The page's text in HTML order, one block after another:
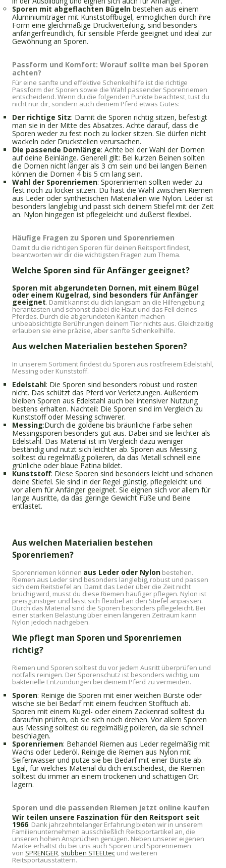
Sporen mit abgeflachten Bügeln bestehen aus einem
Aluminiumträger mit Kunststoffbügel, ermöglichen durch ihre
Form eine gleichmäßige Druckverteilung, sind besonders
anfängerfreundlich, für sensible Pferde geeignet und ideal zur
Gewöhnung an Sporen.
Passform und Komfort: Worauf sollte man bei Sporen
achten?
Für eine sanfte und effektive Schenkelhilfe ist die richtige
Passform der Sporen sowie die Wahl passender Sporenriemen
entscheidend. Wenn du die folgenden Punkte beachtest, tust du
nicht nur dir, sondern auch deinem Pferd etwas Gutes:
Der richtige Sitz: Damit die Sporen richtig sitzen, befestigt
man sie in der Mitte des Absatzes. Achte darauf, dass die
Sporen weder zu fest noch zu locker sitzen. Sie dürfen nicht
wackeln oder Druckstellen verursachen.
Die passende Dornlänge: Achte bei der Wahl der Dornen
auf deine Beinlänge. Generell gilt: Bei kurzen Beinen sollten
die Dornen nicht länger als 3 cm sein und bei langen Beinen
können die Dornen 4 bis 5 cm lang sein.
Wahl der Sporenriemen: Sporenriemen sollten weder zu
fest noch zu locker sitzen. Du hast die Wahl zwischen Riemen
aus Leder oder synthetischen Materialien wie Nylon. Leder ist
besonders langlebig und passt sich deinem Stiefel mit der Zeit
an. Nylon hingegen ist pflegeleicht und äußerst flexibel.
Häufige Fragen zu Sporen und Sporenriemen
Damit du die richtigen Sporen für deinen Reitsport findest,
beantworten wir dir die wichtigsten Fragen zum Thema.
Welche Sporen sind für Anfänger geeignet?
Sporen mit abgerundeten Dornen, mit einem Bügel
oder einem Kugelrad, sind besonders für Anfänger
geeignet. Damit kannst du dich langsam an die Hilfengebung
herantasten und schonst dabei die Haut und das Fell deines
Pferdes. Durch die abgerundeten Kanten machen
unbeabsichtigte Berührungen deinem Tier nichts aus. Gleichzeitig
erlauben sie eine präzise, aber sanfte Schenkelhilfe.
Aus welchen Materialien bestehen Sporen?
In unserem Sortiment findest du Sporen aus rostfreiem Edelstahl,
Messing oder Kunststoff.
Edelstahl: Die Sporen sind besonders robust und rosten
nicht. Das schützt das Pferd vor Verletzungen. Außerdem
bleiben Sporen aus Edelstahl auch bei intensiver Nutzung
bestens erhalten. Nachteil: Die Sporen sind im Vergleich zu
Kunststoff oder Messing schwerer.
Messing:Durch die goldene bis bräunliche Farbe sehen
Messingsporen besonders gut aus. Dabei sind sie leichter als
Edelstahl. Das Material ist im Vergleich dazu weniger
beständig und nutzt sich leichter ab. Sporen aus Messing
solltest du regelmäßig polieren, da das Metall schnell eine
grünliche oder blaue Patina bildet.
Kunststoff: Diese Sporen sind besonders leicht und schonen
deine Stiefel. Sie sind in der Regel günstig, pflegeleicht und
vor allem für Anfänger geeignet. Sie eignen sich vor allem für
lange Ausritte, da das geringe Gewicht Füße und Beine
entlastet.
Aus welchen Materialien bestehen
Sporenriemen?
Sporenriemen können aus Leder oder Nylon bestehen.
Riemen aus Leder sind besonders langlebig, robust und passen
sich dem Reitstiefel an. Damit das Leder über die Zeit nicht
brüchig wird, musst du diese Riemen häufiger pflegen. Nylon ist
preisgünstiger und lässt sich flexibel an den Stiefel anpassen.
Durch das Material sind die Sporen besonders pflegeleicht. Bei
einer starken Belastung über einen längeren Zeitraum kann
Nylon jedoch nachgeben.
Wie pflegt man Sporen und Sporenriemen
richtig?
Riemen und Sporen solltest du vor jedem Ausritt überprüfen und
notfalls reinigen. Der Sporenschutz ist besonders wichtig, um
bakterielle Entzündungen bei deinem Pferd zu vermeiden.
Sporen: Reinige die Sporen mit einer weichen Bürste oder
wische sie bei Bedarf mit einem feuchten Stofftuch ab.
Sporen mit einem Kugel- oder einem Zackenrad solltest du
daraufhin prüfen, ob sie sich noch drehen. Vor allem Sporen
aus Messing solltest du regelmäßig polieren, da sie schnell
beschlagen.
Sporenriemen: Behandel Riemen aus Leder regelmäßig mit
Wachs oder Lederöl. Reinige die Riemen aus Nylon mit
Seifenwasser und putze sie bei Bedarf mit einer Bürste ab.
Egal, für welches Material du dich entscheidest, die Riemen
solltest du immer an einem trockenen und schattigen Ort
lagern.
Sporen und die passenden Riemen jetzt online kaufen
Wir teilen unsere Faszination für den Reitsport seit
1966. Dank jahrzehntelanger Erfahrung bieten wir in unserem
Familienunternehmen ausschließlich Reitsportartikel an, die
unseren hohen Ansprüchen genügen. Neben unserer eigenen
Marke erhältst du bei uns auch Sporen und Sporenriemen
von SPRENGER, stübben STEELtec und weiteren
Reitsportausstattern.